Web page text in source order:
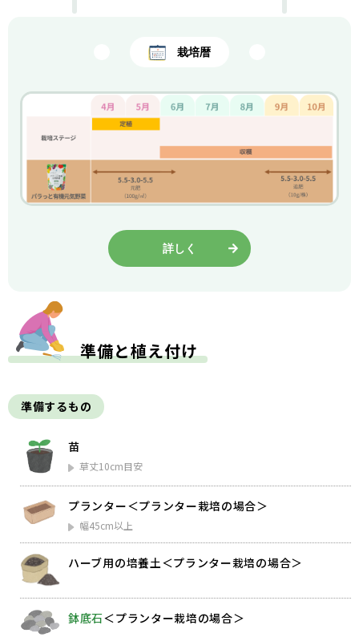
栽培暦
詳しく
準備と植え付け
準備するもの
苗
草丈10cm目安
プランター＜プランター栽培の場合＞
幅45cm以上
ハーブ用の培養土＜プランター栽培の場合＞
鉢底石＜プランター栽培の場合＞